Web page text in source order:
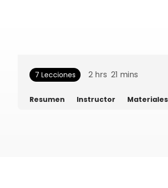
7 Lecciones 2 hrs 21 mins
Resumen Instructor